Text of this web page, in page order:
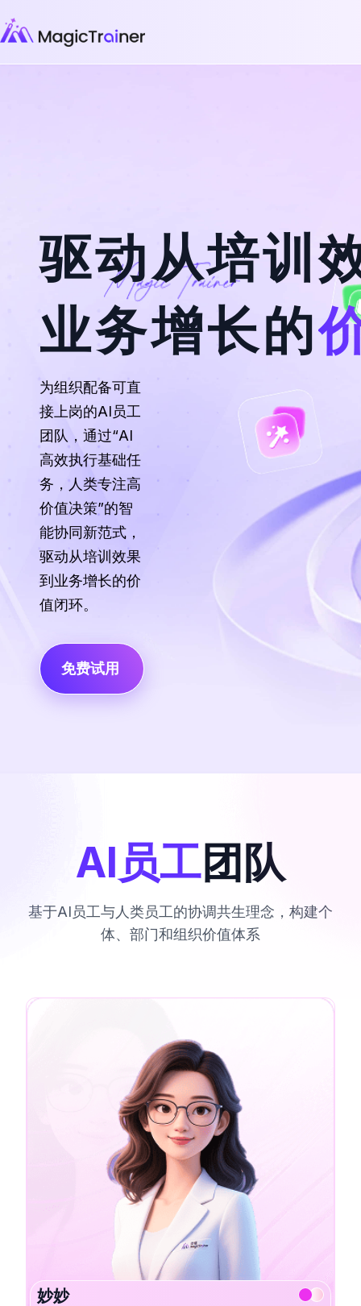
驱动从培训
业务增长的
为组织配备可直
接上岗的AI员工
团队，通过“AI
高效执行基础任
务，人类专注高
价值决策”的智
能协同新范式，
驱动从培训效果
到业务增长的价
值闭环。
免费试用
AI员工团队
基于AI员工与人类员工的协调共生理念，构建个
体、部门和组织价值体系
妙妙